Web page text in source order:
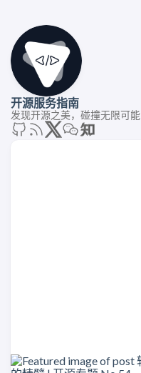
开源服务指南
发现开源之美，碰撞无限可能